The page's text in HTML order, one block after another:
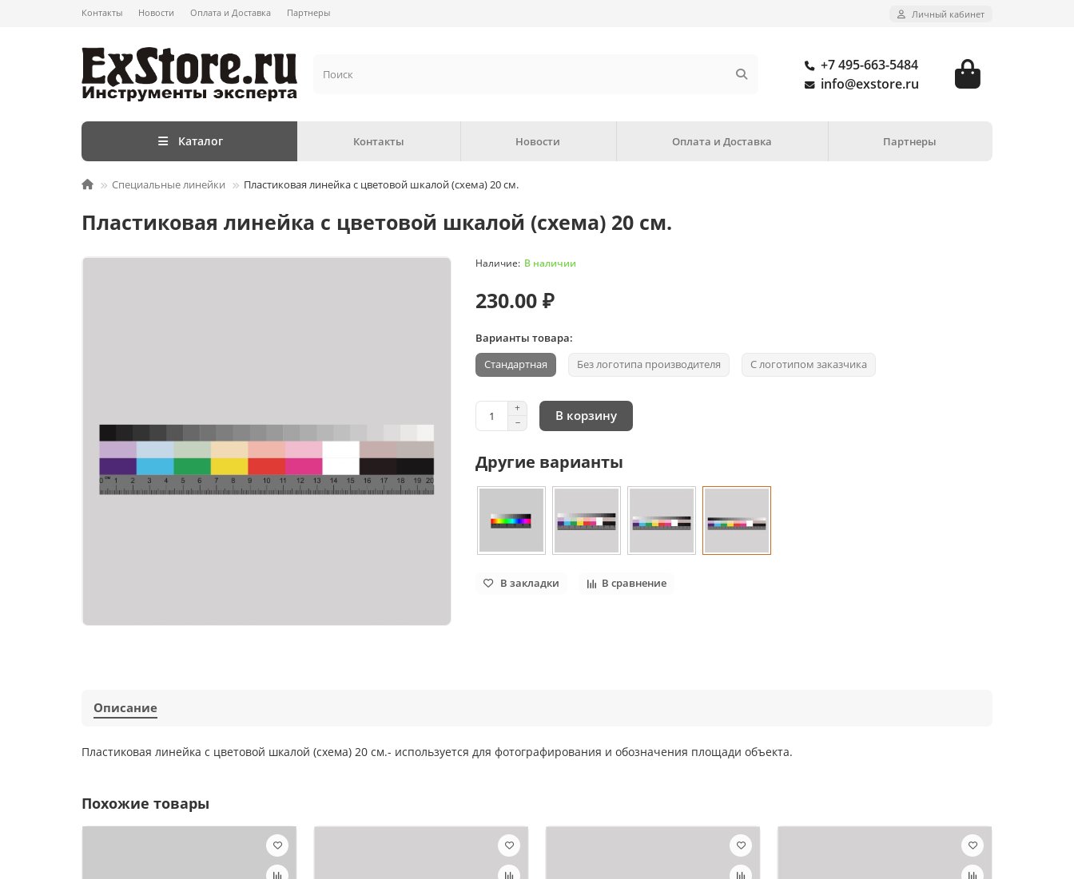
Контакты Новости Оплата и Доставка Партнеры Личный кабинет
+7 495-663-5484
info@exstore.ru
Каталог Контакты Новости Оплата и Доставка Партнеры
Специальные линейки Пластиковая линейка с цветовой шкалой (схема) 20 см.
Пластиковая линейка с цветовой шкалой (схема) 20 см.
В наличии
230.00 ₽
Варианты товара:
Стандартная Без логотипа производителя С логотипом заказчика
В корзину
Другие варианты
В закладки В сравнение
Описание
Пластиковая линейка с цветовой шкалой (схема) 20 см.- используется для фотографирования и обозначения площади объекта.
Похожие товары